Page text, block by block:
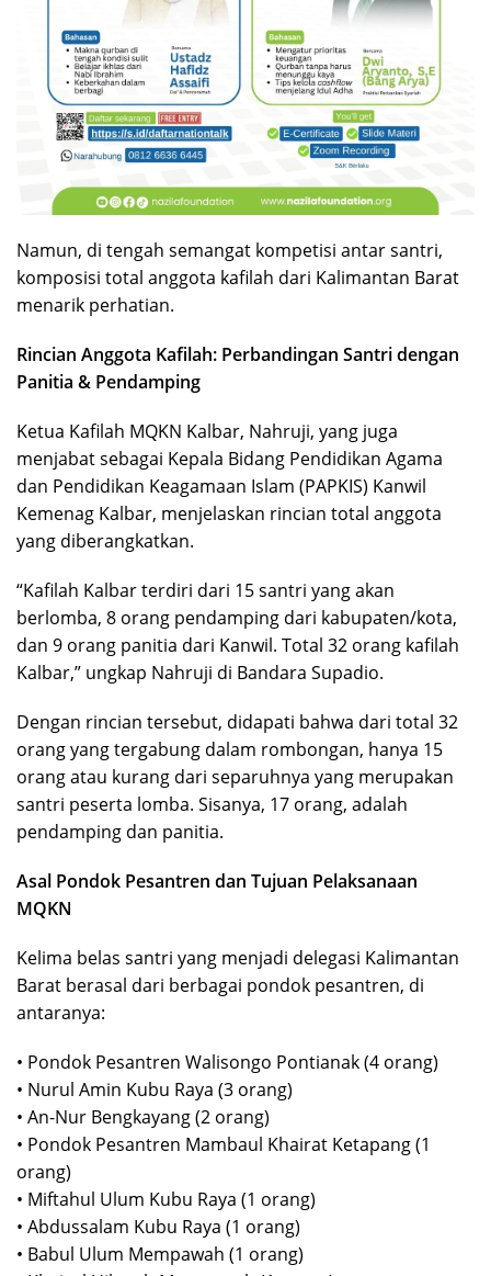
Namun, di tengah semangat kompetisi antar santri,
komposisi total anggota kafilah dari Kalimantan Barat
menarik perhatian.
Rincian Anggota Kafilah: Perbandingan Santri dengan
Panitia & Pendamping
Ketua Kafilah MQKN Kalbar, Nahruji, yang juga
menjabat sebagai Kepala Bidang Pendidikan Agama
dan Pendidikan Keagamaan Islam (PAPKIS) Kanwil
Kemenag Kalbar, menjelaskan rincian total anggota
yang diberangkatkan.
“Kafilah Kalbar terdiri dari 15 santri yang akan
berlomba, 8 orang pendamping dari kabupaten/kota,
dan 9 orang panitia dari Kanwil. Total 32 orang kafilah
Kalbar,” ungkap Nahruji di Bandara Supadio.
Dengan rincian tersebut, didapati bahwa dari total 32
orang yang tergabung dalam rombongan, hanya 15
orang atau kurang dari separuhnya yang merupakan
santri peserta lomba. Sisanya, 17 orang, adalah
pendamping dan panitia.
Asal Pondok Pesantren dan Tujuan Pelaksanaan
MQKN
Kelima belas santri yang menjadi delegasi Kalimantan
Barat berasal dari berbagai pondok pesantren, di
antaranya:
• Pondok Pesantren Walisongo Pontianak (4 orang)
• Nurul Amin Kubu Raya (3 orang)
• An-Nur Bengkayang (2 orang)
• Pondok Pesantren Mambaul Khairat Ketapang (1
orang)
• Miftahul Ulum Kubu Raya (1 orang)
• Abdussalam Kubu Raya (1 orang)
• Babul Ulum Mempawah (1 orang)